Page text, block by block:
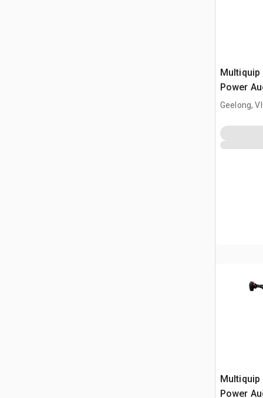
Multiquip
Power
Geelong,
Multiquip
Power